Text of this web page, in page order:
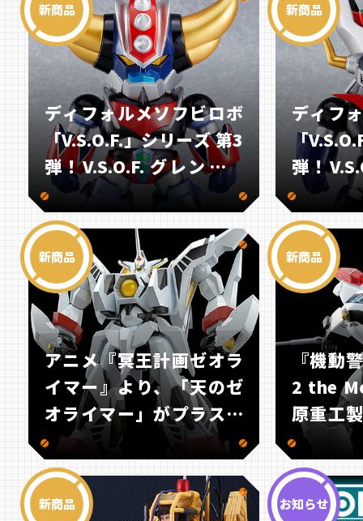
新商品
ディフォルメソフビロボ
「V.S.O.F.」シリーズ 第3
弾！V.S.O.F. グレンダイ
ザー登場！
新商品
ディフ
「
弾！
ジンガ
新商品
アニメ『冥王計画ゼオラ
イマー』より、「天のゼ
オライマー」がプラスチ
ックモデルで登場！
新商品
『機動
2 the
原重工
バー「
ト」が
ラキッ
新商品 お知らせ